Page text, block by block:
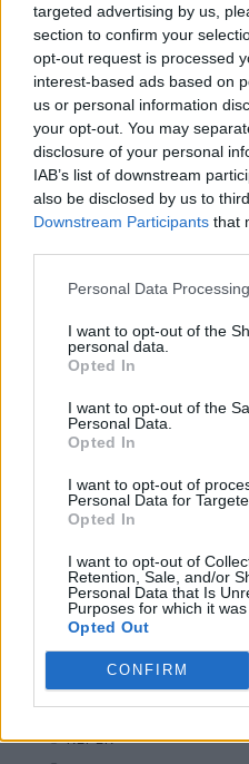
targeted advertising by us,
section to confirm your
opt-out request is processed
interest-based ads based on
us or personal information
your opt-out. You may
disclosure of your personal
IAB’s list of downstream
also be disclosed by us to
Downstream Participants that
Personal Data
I want to opt-out of the
personal data.
Opted In
I want to opt-out of the
Personal Data.
Opted In
I want to opt-out of
Personal Data for
Opted In
I want to opt-out of
Retention, Sale, and/or
Personal Data that Is
Purposes for which it was
Opted Out
CONFIRM
18.09
Coaliția
fluviul Dunărea se trece
17.32 Vă veți blestema
08.38 Escrocul Chirieac
Sondaj
loc
PNL
AUR
UDMR
PMP (Tomac)
Forța Dreptei (L. Orban)
PNȚMM
REPER